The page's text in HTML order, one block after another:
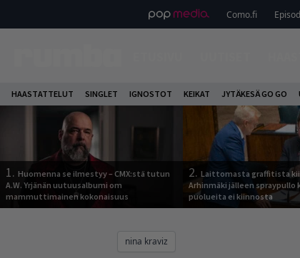
Como.fi
HAASTATTELUT SINGLET IGNOSTOT KEIKAT JYTÄKESÄ GO GO
1. Huomenna se ilmestyy – CMX:stä tutun
A.W. Yrjänän uutuusalbumi om
mammuttimainen kokonaisuus
2. Laittomasta graffitista
Arhinmäki jälleen spraypullo
puolueita ei kiinnosta
nina kraviz